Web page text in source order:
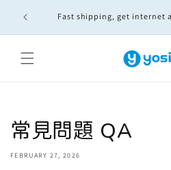
content
常見問題 QA
FEBRUARY 27, 2026